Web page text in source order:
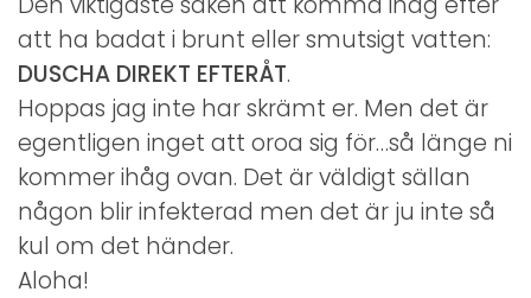
att ha badat i brunt eller smutsigt vatten:
DUSCHA DIREKT EFTERÅT.
Hoppas jag inte har skrämt er. Men det är
egentligen inget att oroa sig för…så länge ni
kommer ihåg ovan. Det är väldigt sällan
någon blir infekterad men det är ju inte så
kul om det händer.
Aloha!